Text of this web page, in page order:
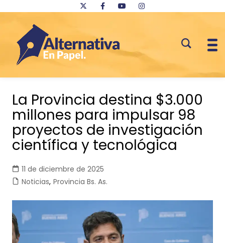
contenido
La Provincia destina $3.000
millones para impulsar 98
proyectos de investigación
científica y tecnológica
11 de diciembre de 2025
Noticias, Provincia Bs. As.